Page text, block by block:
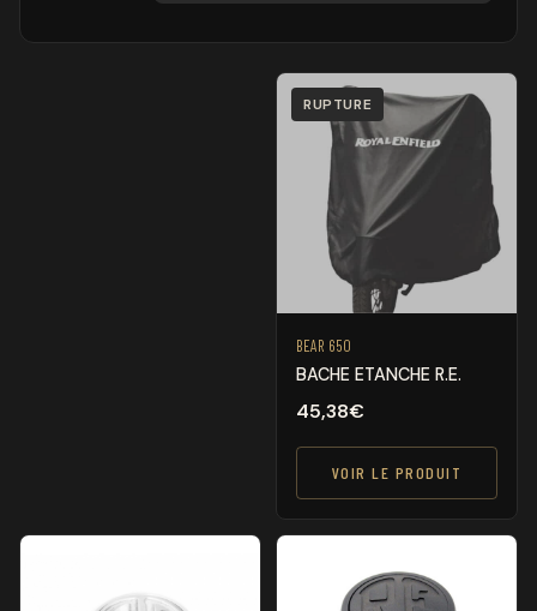
RUPTURE
BEAR 650
BACHE ETANCHE R.E.
45,38€
VOIR LE PRODUIT